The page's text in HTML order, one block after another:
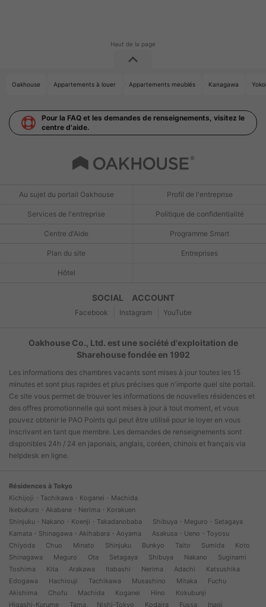
Oakhouse Appartements à louer Appartements meublés Kanagawa
Pour la FAQ et les demandes de renseignements, visitez le
centre d'aide.
Au sujet du portail Oakhouse Profil de l'entreprise
Services de l'entreprise Politique de confidentialité
Centre d'Aide Programme Smart
Plan du site Entreprises
Hôtel
SOCIAL ACCOUNT
Facebook Instagram YouTube
Oakhouse Co., Ltd. est une société d'exploitation de
Sharehouse fondée en 1992
Les informations des chambres vacants sont mises à jour toutes les 15
minutes et sont plus rapides et plus précises que n'importe quel site portail.
Ce site vous permet de trouver les informations de nouvelles résidences et
des offres promotionnelle qui sont mises à jour à tout moment, et vous
pouvez obtenir le PAO Points qui peut être utilisé pour le loyer en vous
inscrivant en tant que membre. Les demandes de renseignements sont
disponibles 24h / 24 en japonais, anglais, coréen, chinois et français via
helpdesk en ligne.
Résidences à Tokyo
Kichijoji・Tachikawa・Koganei・Machida
Ikebukuro・Akabane・Nerima・Korakuen
Shinjuku・Nakano・Koenji・Takadanobaba
Shibuya・Meguro・Setagaya
Kamata・Shinagawa・Akihabara・Aoyama
Asakusa・Ueno・Toyosu
Chiyoda
Chuo Minato Shinjuku Bunkyo Taito Sumida
Koto
Shinagawa
Meguro Ota Setagaya Shibuya Nakano
Suginami
Toshima
Kita Arakawa Itabashi Nerima Adachi
Katsushika
Edogawa
Hachiouji Tachikawa Musashino Mitaka
Fuchu
Akishima
Chofu Machida Koganei Hino
Kokubunji
Higashi-Kurume
Tama Nishi-Tokyo Kodaira Fussa Inagi